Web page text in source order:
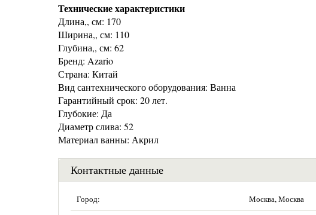
Технические характеристики
Длина,, см: 170
Ширина,, см: 110
Глубина,, см: 62
Бренд: Azario
Страна: Китай
Вид сантехнического оборудования: Ванна
Гарантийный срок: 20 лет.
Глубокие: Да
Диаметр слива: 52
Материал ванны: Акрил
Контактные данные
Город: Москва, Москва